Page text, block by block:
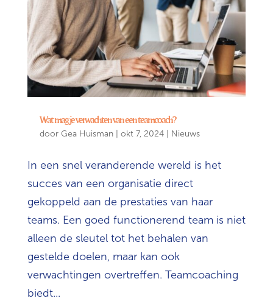
Wat mag je verwachten van een teamcoach?
door Gea Huisman| okt 7, 2024| Nieuws
In een snel veranderende wereld is het
succes van een organisatie direct
gekoppeld aan de prestaties van haar
teams. Een goed functionerend team is niet
alleen de sleutel tot het behalen van
gestelde doelen, maar kan ook
verwachtingen overtreffen. Teamcoaching
biedt...